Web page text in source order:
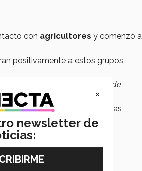
con agricultores y comenzó a
positivamente a estos grupos
medio ambiente, y el dióxido de
invernadero producidos por las
tóxicas causantes de
×
newsletter de